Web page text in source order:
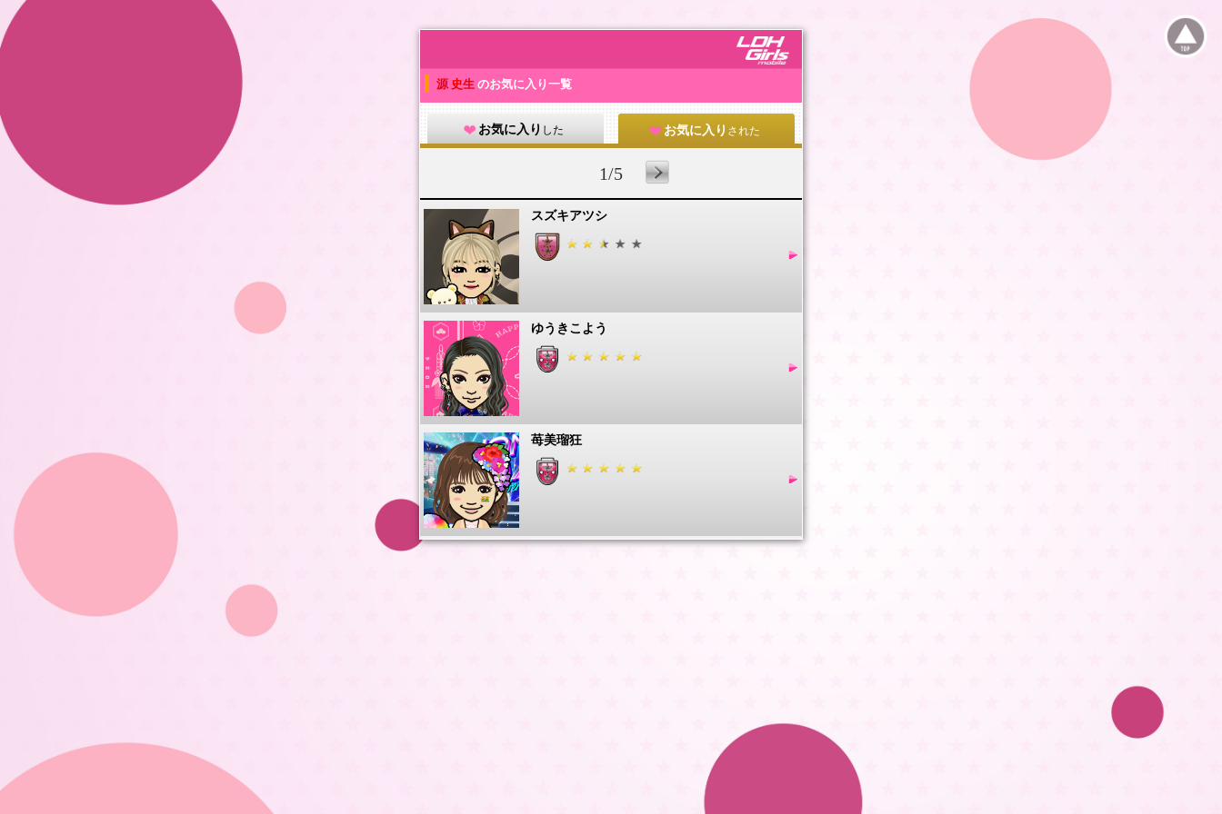
源 史生 のお気に入り一覧
お気に入り した お気に入り された
1/5
スズキアツシ
ゆうきこよう
苺美瑠狂